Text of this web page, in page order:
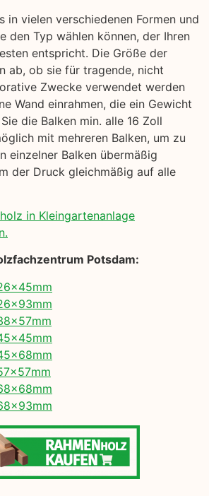
in vielen verschiedenen Formen und
den Typ wählen können, der Ihren
entspricht. Die Größe der
ab, ob sie für tragende, nicht
Zwecke verwendet werden
Wand einrahmen, die ein Gewicht
die Balken min. alle 16 Zoll
mit mehreren Balken, um zu
einzelner Balken übermäßig
der Druck gleichmäßig auf alle
in Kleingartenanlage
Potsdam: